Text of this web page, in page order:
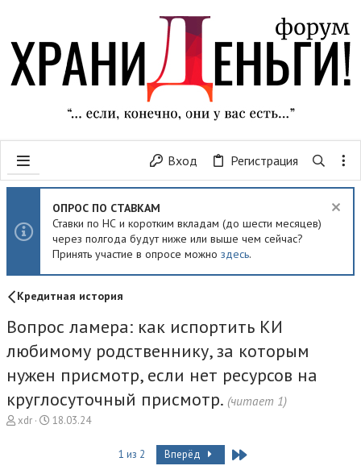
Вход Регистрация
ОПРОС ПО СТАВКАМ
Ставки по НС и коротким вкладам (до шести месяцев)
через полгода будут ниже или выше чем сейчас?
Принять участие в опросе можно здесь.
Кредитная история
Вопрос ламера: как испортить КИ
любимому родственнику, за которым
нужен присмотр, если нет ресурсов на
круглосуточный присмотр. (читает 1)
А
xdr
Д
18.03.24
1 из 2 Вперёд Last